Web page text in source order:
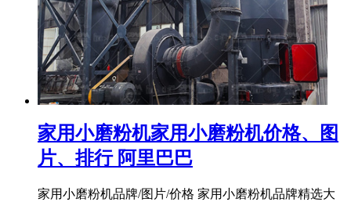
家用小磨粉机家用小磨粉机价格、图
片、排行 阿里巴巴
家用小磨粉机品牌/图片/价格 家用小磨粉机品牌精选大